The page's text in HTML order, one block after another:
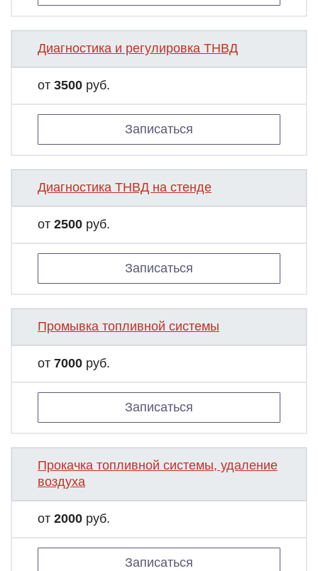
Диагностика и регулировка ТНВД
от 3500 руб.
Записаться
Диагностика ТНВД на стенде
от 2500 руб.
Записаться
Промывка топливной системы
от 7000 руб.
Записаться
Прокачка топливной системы, удаление
воздуха
от 2000 руб.
Записаться